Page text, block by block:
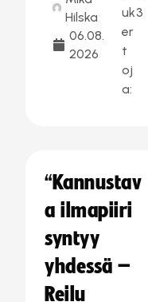
Hilska
06.08.
2026
uk
er
t
oj
a:
3
“Kannustav
a ilmapiiri
syntyy
yhdessä –
Reilu